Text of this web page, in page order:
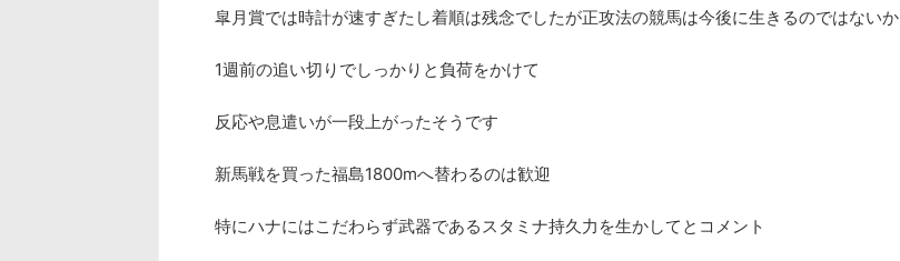
皐月賞では時計が速すぎたし着順は残念でしたが正攻法の競馬は今後に生きるのではないか
1週前の追い切りでしっかりと負荷をかけて
反応や息遣いが一段上がったそうです
新馬戦を買った福島1800mへ替わるのは歓迎
特にハナにはこだわらず武器であるスタミナ持久力を生かしてとコメント